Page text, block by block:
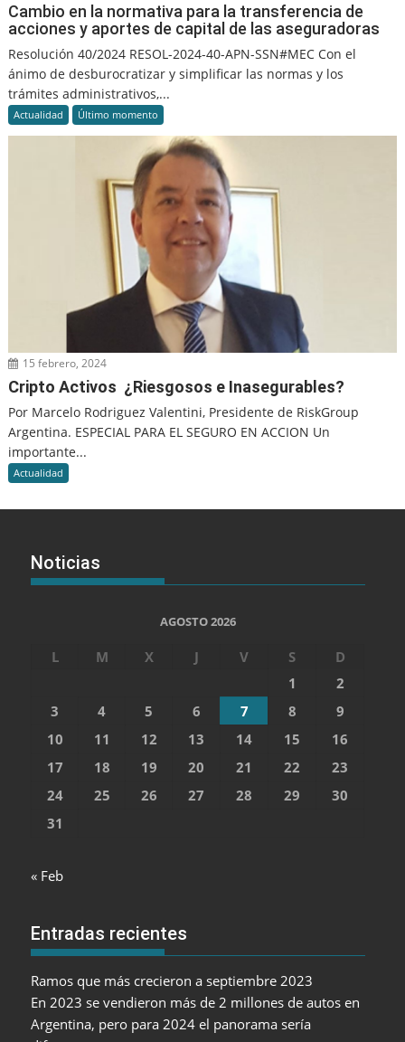
Cambio en la normativa para la transferencia de
acciones y aportes de capital de las aseguradoras
Resolución 40/2024 RESOL-2024-40-APN-SSN#MEC Con el
ánimo de desburocratizar y simplificar las normas y los
trámites administrativos,...
Actualidad Último momento
15 febrero, 2024
Cripto Activos ¿Riesgosos e Inasegurables?
Por Marcelo Rodriguez Valentini, Presidente de RiskGroup
Argentina. ESPECIAL PARA EL SEGURO EN ACCION Un
importante...
Actualidad
Noticias
AGOSTO 2026
L M X J V S
D
1
2
3
4 5 6 7 8
9
10
11 12 13 14 15
16
17
18 19 20 21 22
23
24
25 26 27 28 29
30
31
« Feb
Entradas recientes
Ramos que más crecieron a septiembre 2023
En 2023 se vendieron más de 2 millones de autos en
Argentina, pero para 2024 el panorama sería